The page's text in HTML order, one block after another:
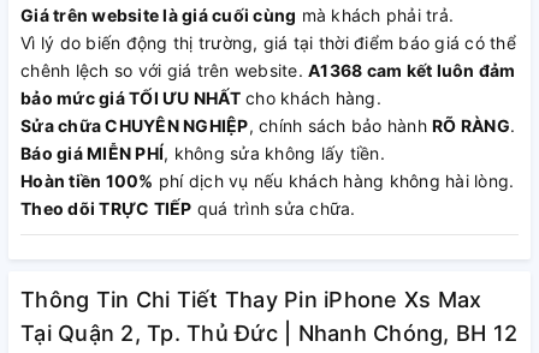
Giá trên website là giá cuối cùng mà khách phải trả.
Vì lý do biến động thị trường, giá tại thời điểm báo giá có thể
chênh lệch so với giá trên website. A1368 cam kết luôn đảm
bảo mức giá TỐI ƯU NHẤTcho khách hàng.
Sửa chữa CHUYÊN NGHIỆP, chính sách bảo hành RÕ RÀNG.
Báo giá MIỄN PHÍ, không sửa không lấy tiền.
Hoàn tiền 100% phí dịch vụ nếu khách hàng không hài lòng.
Theo dõi TRỰC TIẾP quá trình sửa chữa.
Thông Tin Chi Tiết Thay Pin iPhone Xs Max
Tại Quận 2, Tp. Thủ Đức | Nhanh Chóng, BH 12